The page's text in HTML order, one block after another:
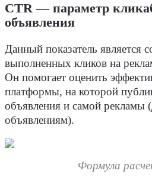
CTR — параметр
объявления
Данный показатель является
выполненных кликов на
Он помогает оценить
платформы, на которой
объявления и самой рекламы
объявлениям).
Формула